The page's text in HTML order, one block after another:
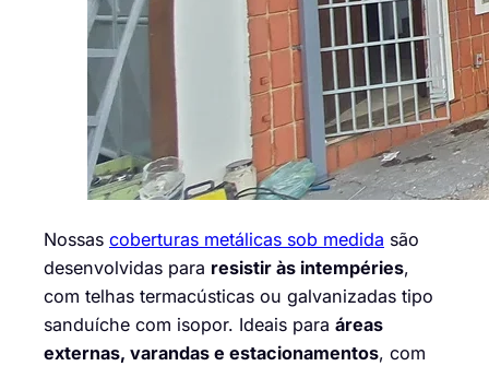
Nossas coberturas metálicas sob medida são
desenvolvidas para resistir às intempéries,
com telhas termacústicas ou galvanizadas tipo
sanduíche com isopor. Ideais para áreas
externas, varandas e estacionamentos, com